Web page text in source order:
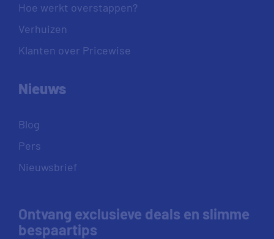
Hoe werkt overstappen?
Verhuizen
Klanten over Pricewise
Nieuws
Blog
Pers
Nieuwsbrief
Ontvang exclusieve deals en slimme
bespaartips